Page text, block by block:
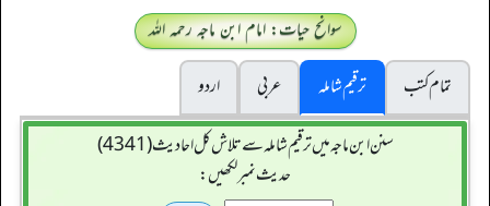
سوانح حیات: امام ابن ماجہ رحمہ اللہ
تمام کتب
ترقیم شاملہ عربی
اردو
سنن ابن ماجہ میں ترقیم شاملہ سے تلاش کل احادیث (4341)
حدیث نمبر لکھیں: